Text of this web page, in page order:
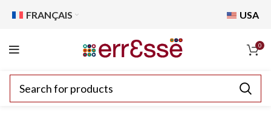
FRANÇAIS USA
0